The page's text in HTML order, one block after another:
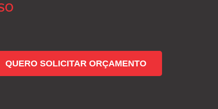
QUERO SOLICITAR ORÇAMENTO